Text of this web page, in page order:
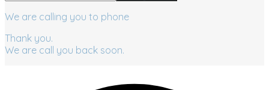
We are calling you to phone
Thank you.
We are call you back soon.